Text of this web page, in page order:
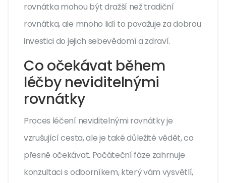
rovnátka mohou být dražší než tradiční
rovnátka, ale mnoho lidí to považuje za dobrou
investici do jejich sebevědomí a zdraví.
Co očekávat během
léčby neviditelnými
rovnátky
Proces léčení neviditelnými rovnátky je
vzrušující cesta, ale je také důležité vědět, co
přesně očekávat. Počáteční fáze zahrnuje
konzultaci s odborníkem, který vám vysvětlí,